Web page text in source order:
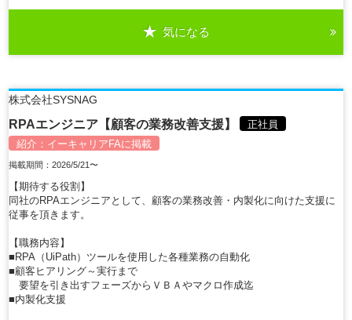
気になる
株式会社SYSNAG
RPAエンジニア【顧客の業務改善支援】
正社員
紹介： イーキャリアFAに掲載
掲載期間：2026/5/21〜
【期待する役割】
同社のRPAエンジニアとして、顧客の業務改善・内製化に向けた支援に
従事を頂きます。
【職務内容】
■RPA（UiPath）ツールを使用した各種業務の自動化
■顧客ヒアリング～実行まで
要望を引き出すフェーズからＶＢＡやマクロ作成迄
■内製化支援